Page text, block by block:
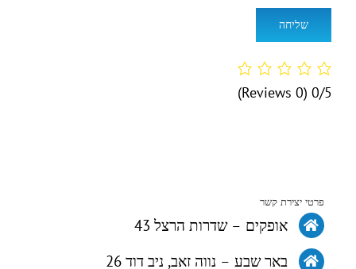
0/5
(0 Reviews)
פרטי יצירת קשר
אופקים – שדרות הרצל 43
באר שבע – נווה זאב, ניב דוד 26